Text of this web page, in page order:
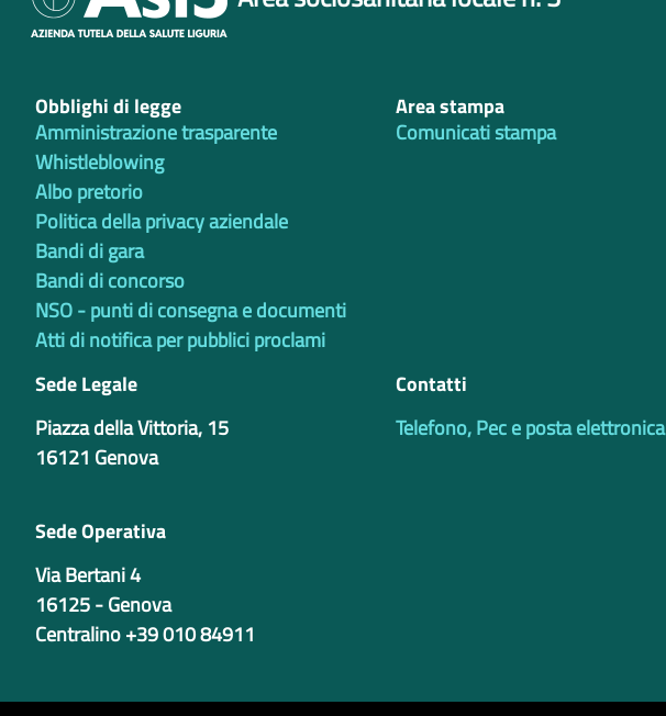
Obblighi di legge
Amministrazione trasparente
Whistleblowing
Albo pretorio
Politica della privacy aziendale
Bandi di gara
Bandi di concorso
NSO - punti di consegna e documenti
Atti di notifica per pubblici proclami
Area stampa
Comunicati stampa
Sede Legale
Piazza della Vittoria, 15
16121 Genova
Sede Operativa
Via Bertani 4
16125 - Genova
Centralino +39 010 84911
Contatti
Telefono, Pec e posta elettronica